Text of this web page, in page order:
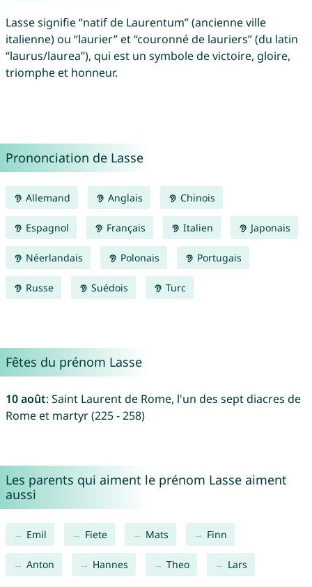
Lasse signifie “natif de Laurentum” (ancienne ville
italienne) ou “laurier” et “couronné de lauriers” (du latin
“laurus/laurea”), qui est un symbole de victoire, gloire,
triomphe et honneur.
Prononciation de Lasse
Allemand Anglais Chinois
Espagnol Français Italien Japonais
Néerlandais Polonais Portugais
Russe Suédois Turc
Fêtes du prénom Lasse
10 août: Saint Laurent de Rome, l'un des sept diacres de
Rome et martyr (225 - 258)
Les parents qui aiment le prénom Lasse aiment
aussi
Emil Fiete Mats Finn
Anton Hannes Theo Lars